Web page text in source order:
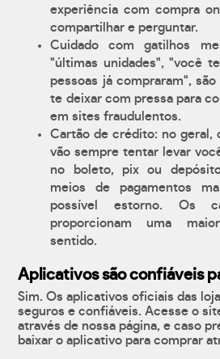
experiência com compra
compartilhar e perguntar.
Cuidado com gatilhos
"últimas unidades", "você
pessoas já compraram",
te deixar com pressa para
em sites fraudulentos.
Cartão de crédito: no geral,
vão sempre tentar levar
no boleto, pix ou
meios de pagamentos
possível estorno. Os
proporcionam uma
sentido.
Aplicativos são confiáveis
Sim. Os aplicativos oficiais das
seguros e confiáveis. Acesse o
através de nossa página, e caso
baixar o aplicativo para comprar